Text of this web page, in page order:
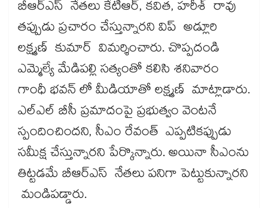
బీఆర్ఎస్ నేతలు కేటీఆర్, కవిత, హరీశ్ రావు
తప్పుడు ప్రచారం చేస్తున్నారని విప్ అడ్లూరి
లక్ష్మణ్ కుమార్ విమర్శించారు. చొప్పదండి
ఎమ్మెల్యే మేడిపల్లి సత్యంతో కలిసి శనివారం
గాంధీ భవన్ లో మీడియాతో లక్ష్మణ్ మాట్లాడారు.
ఎల్ఎల్ బీసీ ప్రమాదంపై ప్రభుత్వం వెంటనే
స్పందించిందని, సీఎం రేవంత్ ఎప్పటికప్పుడు
సమీక్ష చేస్తున్నారని పేర్కొన్నారు. అయినా సీఎంను
తిట్టడమే బీఆర్ఎస్ నేతలు పనిగా పెట్టుకున్నారని
మండిపడ్డారు.